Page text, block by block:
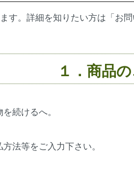
す。詳細を知りたい方は「お
１．商品
続けるへ。
法等をご入力下さい。